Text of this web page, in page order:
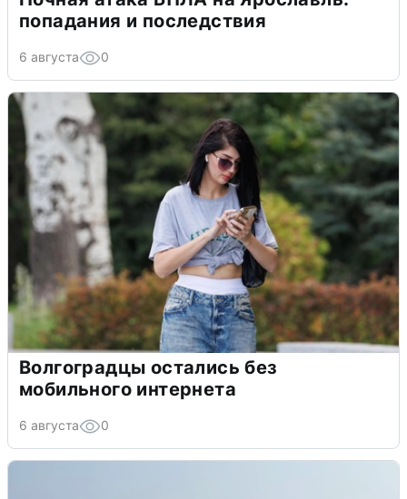
попадания и последствия
6 августа 0
Волгоградцы остались без
мобильного интернета
6 августа 0